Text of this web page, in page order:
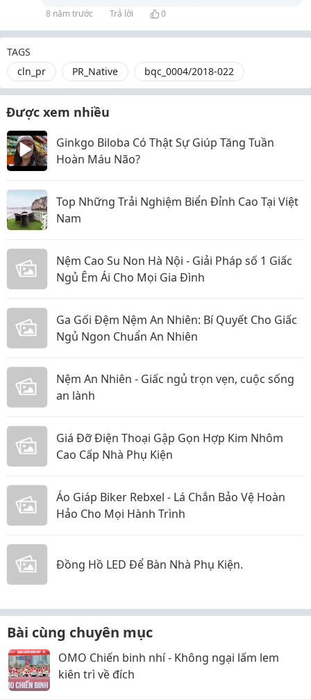
8 năm trước Trả lời 0
TAGS
cln_pr
PR_Native bqc_0004/2018-022
Được xem nhiều
Ginkgo Biloba Có Thật Sự Giúp Tăng Tuần
Hoàn Máu Não?
Top Những Trải Nghiệm Biển Đỉnh Cao Tại Việt
Nam
Nệm Cao Su Non Hà Nội - Giải Pháp số 1 Giấc
Ngủ Êm Ái Cho Mọi Gia Đình
Ga Gối Đệm Nệm An Nhiên: Bí Quyết Cho Giấc
Ngủ Ngon Chuẩn An Nhiên
Nệm An Nhiên - Giấc ngủ trọn vẹn, cuộc sống
an lành
Giá Đỡ Điện Thoại Gập Gọn Hợp Kim Nhôm
Cao Cấp Nhà Phụ Kiện
Áo Giáp Biker Rebxel - Lá Chắn Bảo Vệ Hoàn
Hảo Cho Mọi Hành Trình
Đồng Hồ LED Để Bàn Nhà Phụ Kiện.
Bài cùng chuyên mục
OMO Chiến binh nhí - Không ngại lấm lem
kiên trì về đích